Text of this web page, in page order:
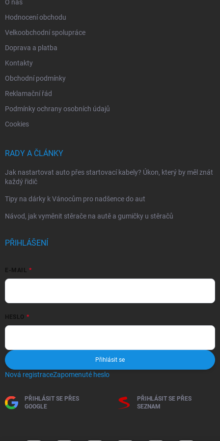
O nás
Hodnocení obchodu
Velkoobchodní spolupráce
Doprava a platba
Kontakty
Obchodní podmínky
Reklamační řád
Podmínky ochrany osobních údajů
Cookies
RADY A ČLÁNKY
Jak nastartovat auto přes startovací kabely? Úkon, který by měl znát
každý řidič
Tipy na dárky k Vánocům pro nadšence do aut
Návod, jak vyměnit stěrače na autě a gumičky u stěračů
PŘIHLÁŠENÍ
E-MAIL
HESLO
Přihlásit se
Nová registraceZapomenuté heslo
PŘIHLÁSIT SE PŘES
GOOGLE
PŘIHLÁSIT SE PŘES
SEZNAM